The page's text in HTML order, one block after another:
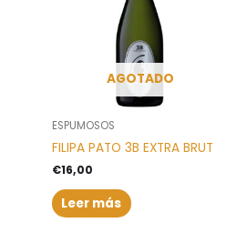
AGOTADO
ESPUMOSOS
FILIPA PATO 3B EXTRA BRUT
€16,00
Leer más